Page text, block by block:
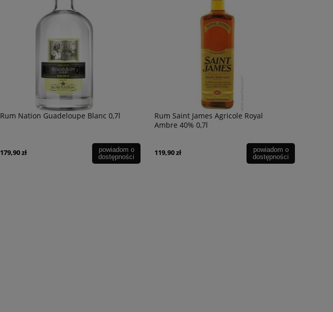
Rum Nation Guadeloupe Blanc 0,7l
179,90 zł
powiadom o
dostępności
Rum Saint James Agricole Royal
Ambre 40% 0,7l
119,90 zł
powiadom o
dostępności